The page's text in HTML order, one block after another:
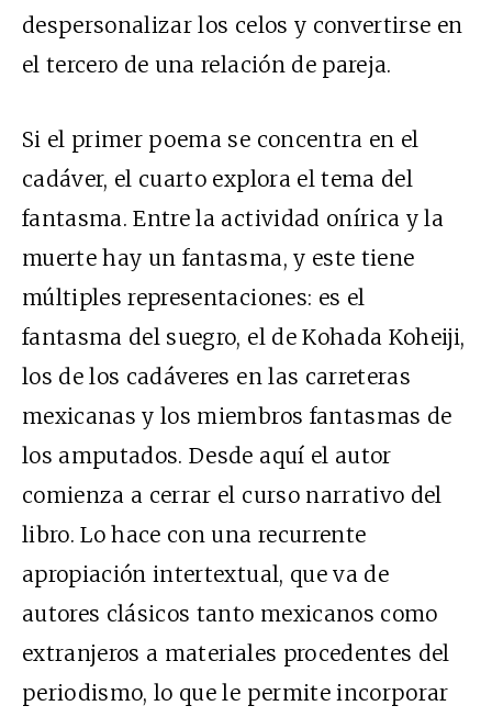
despersonalizar los celos y convertirse en
el tercero de una relación de pareja.
Si el primer poema se concentra en el
cadáver, el cuarto explora el tema del
fantasma. Entre la actividad onírica y la
muerte hay un fantasma, y este tiene
múltiples representaciones: es el
fantasma del suegro, el de Kohada Koheiji,
los de los cadáveres en las carreteras
mexicanas y los miembros fantasmas de
los amputados. Desde aquí el autor
comienza a cerrar el curso narrativo del
libro. Lo hace con una recurrente
apropiación intertextual, que va de
autores clásicos tanto mexicanos como
extranjeros a materiales procedentes del
periodismo, lo que le permite incorporar